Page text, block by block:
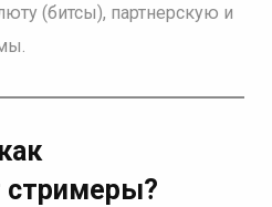
(битсы), партнерскую и
стримеры?